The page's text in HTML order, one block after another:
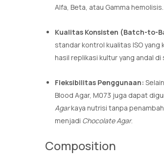
Alfa, Beta, atau Gamma hemolisis.
Kualitas Konsisten (Batch-to-
standar kontrol kualitas ISO
hasil replikasi kultur yang andal
Fleksibilitas Penggunaan:
Blood Agar, M073 juga dapat
Agarkaya nutrisi tanpa
menjadi Chocolate Agar.
Composition